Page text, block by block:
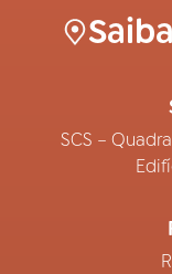
SCS –